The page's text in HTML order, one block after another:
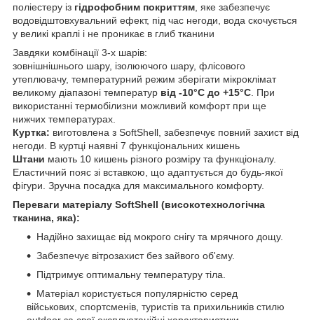
поліестеру із гідрофобним покриттям , яке забезпечує
водовідштовхувальний ефект, під час негоди, вода скочується
у великі краплі і не проникає в глиб тканини
Завдяки комбінації 3-х шарів:
зовнішнішнього шару, ізолюючого шару, флісового
утеплювачу, температурний режим зберігати мікроклімат
великому діапазоні температур від -10°C до +15°C . При
використанні термобілизни можливий комфорт при ще
нижчих температурах.
Куртка: виготовлена з SoftShell, забезпечує повний захист від
негоди. В куртці наявні 7 функціональних кишень
Штани мають 10 кишень різного розміру та функціоналу.
Еластичний пояс зі вставкою, що адаптується до будь-якої
фігури. Зручна посадка для максимального комфорту.
Переваги матеріалу SoftShell (високотехнологічна
тканина, яка):
Надійно захищає від мокрого снігу та мрячного дощу.
Забезпечує вітрозахист без зайвого об'єму.
Підтримує оптимальну температуру тіла.
Матеріал користується популярністю серед
військових, спортсменів, туристів та прихильників стилю